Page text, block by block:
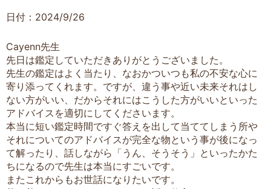
日付：2024/9/26
Cayenn先生
先日は鑑定していただきありがとうございました。
先生の鑑定はよく当たり、なおかついつも私の不安な心に
寄り添ってくれます。ですが、違う事や近い未来それはし
ない方がいい、だからそれにはこうした方がいいといった
アドバイスを適切にしてくださいます。
本当に短い鑑定時間ですぐ答えを出して当ててしまう所や
それについてのアドバイスが完全な物という事が後になっ
て解ったり、話しながら「うん、そうそう」といったかた
ちになるので先生は本当にすごいです。
またこれからもお世話になりたいです。